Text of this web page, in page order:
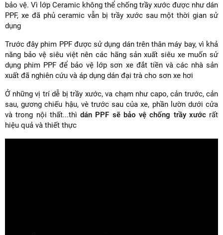
bảo vệ. Vì lớp Ceramic không thể chống trầy xước được như dán
PPF, xe đã phủ ceramic vẫn bị trầy xước sau một thời gian sử
dụng
Trước đây phim PPF được sử dụng dán trên thân máy bay, vì khả
năng bảo vệ siêu việt nên các hãng sản xuất siêu xe muốn sử
dụng phim PPF để bảo vệ lớp sơn xe đắt tiền và các nhà sản
xuất đã nghiên cứu và áp dụng dán đại trà cho sơn xe hơi
Ở những vị trí dễ bị trầy xước, va chạm như capo, cản trước, cản
sau, gương chiếu hậu, vè trước sau của xe, phần lườn dưới cửa
và trong nội thất...thì dán PPF sẽ bảo vệ chống trầy xướcrất
hiệu quả và thiết thực